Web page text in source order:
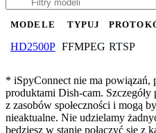
MODELE TYPUJ
HD2500P FFMPEG RTSP
* iSpyConnect nie ma powiązań,
produktami Dish-cam. Szczegóły
z zasobów społeczności i mogą
nieaktualne. Nie udzielamy
będziesz w stanie połączyć się z